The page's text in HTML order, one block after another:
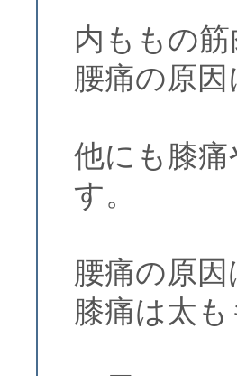
内ももの
腰痛の原
他にも膝
す。
腰痛の原
膝痛は太